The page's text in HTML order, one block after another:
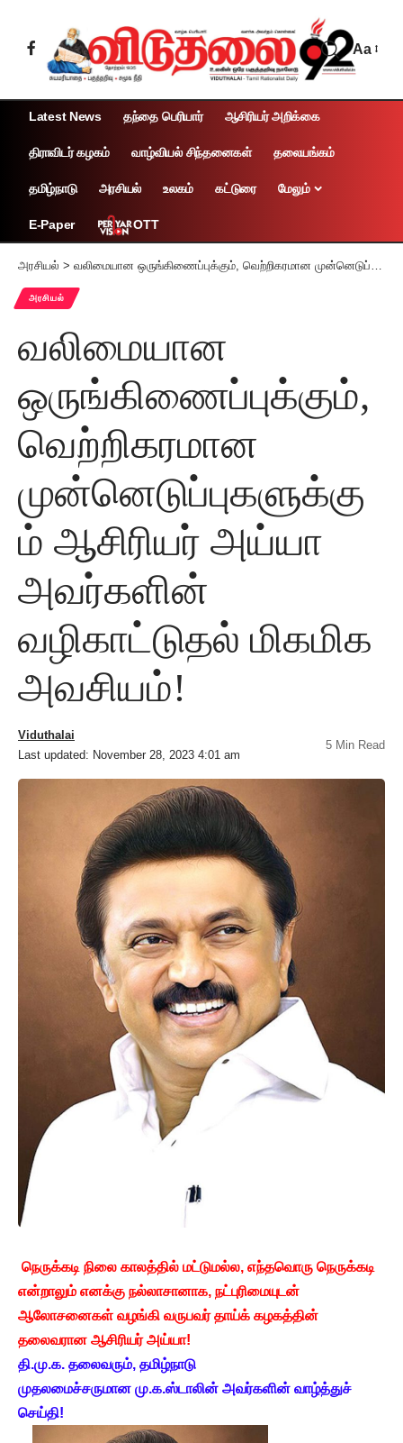
Aa
Latest News தந்தை பெரியார் ஆசிரியர் அறிக்கை
திராவிடர் கழகம் வாழ்வியல் சிந்தனைகள் தலையங்கம்
தமிழ்நாடு அரசியல் உலகம் கட்டுரை மேலும்
E-Paper OTT
அரசியல் > வலிமையான ஒருங்கிணைப்புக்கும், வெற்றிகரமான முன்னெடுப்புகளுக்கும் ஆசிரியர் அய்யா அவர்களின் வழிகாட்டுதல் மிகமிக அவசியம்!
அரசியல்
வலிமையான
ஒருங்கிணைப்புக்கும்,
வெற்றிகரமான
முன்னெடுப்புகளுக்கு
ம் ஆசிரியர் அய்யா
அவர்களின்
வழிகாட்டுதல் மிகமிக
அவசியம்!
Last updated: November 28, 2023 4:01 am
Viduthalai
5 Min Read
நெருக்கடி நிலை காலத்தில் மட்டுமல்ல, எந்தவொரு நெருக்கடி
என்றாலும் எனக்கு நல்லாசானாக, நட்புரிமையுடன்
ஆலோசனைகள் வழங்கி வருபவர் தாய்க் கழகத்தின்
தலைவரான ஆசிரியர் அய்யா!
தி.மு.க. தலைவரும், தமிழ்நாடு
முதலமைச்சருமான மு.க.ஸ்டாலின் அவர்களின் வாழ்த்துச்
செய்தி!